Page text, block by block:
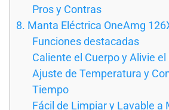
Pros y Contras
8. Manta Eléctrica OneAmg
Funciones destacadas
Caliente el Cuerpo y Alivie el
Ajuste de Temperatura y
Tiempo
Fácil de Limpiar y Lavable a